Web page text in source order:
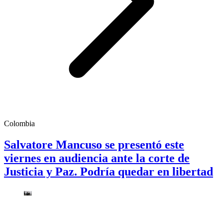
Colombia
Salvatore Mancuso se presentó este
viernes en audiencia ante la corte de
Justicia y Paz. Podría quedar en libertad